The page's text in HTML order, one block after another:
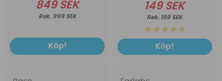
849 SEK
999 SEK
Köp!
149 SEK
199 SEK
Köp!